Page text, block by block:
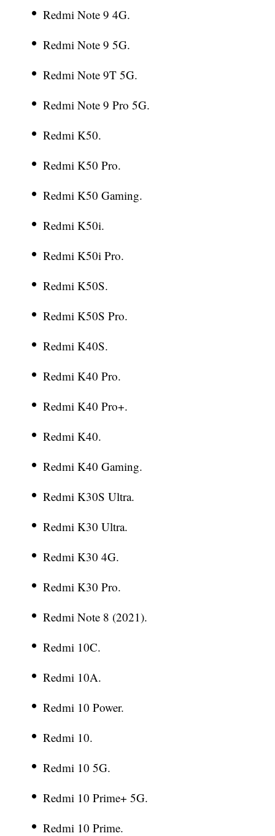
Redmi Note 9 4G.
Redmi Note 9 5G.
Redmi Note 9T 5G.
Redmi Note 9 Pro 5G.
Redmi K50.
Redmi K50 Pro.
Redmi K50 Gaming.
Redmi K50i.
Redmi K50i Pro.
Redmi K50S.
Redmi K50S Pro.
Redmi K40S.
Redmi K40 Pro.
Redmi K40 Pro+.
Redmi K40.
Redmi K40 Gaming.
Redmi K30S Ultra.
Redmi K30 Ultra.
Redmi K30 4G.
Redmi K30 Pro.
Redmi Note 8 (2021).
Redmi 10C.
Redmi 10A.
Redmi 10 Power.
Redmi 10.
Redmi 10 5G.
Redmi 10 Prime+ 5G.
Redmi 10 Prime.